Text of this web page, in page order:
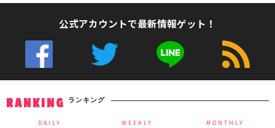
公式アカウントで最新情報ゲット！
RANKING ランキング
DAILY WEEKLY MONTHLY